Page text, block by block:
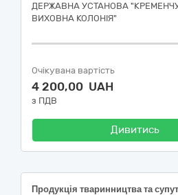
ДЕРЖАВНА УСТАНОВА
ВИХОВНА КОЛОНІЯ"
Очікувана вартість
4 200,00 UAH
з ПДВ
Дивитись